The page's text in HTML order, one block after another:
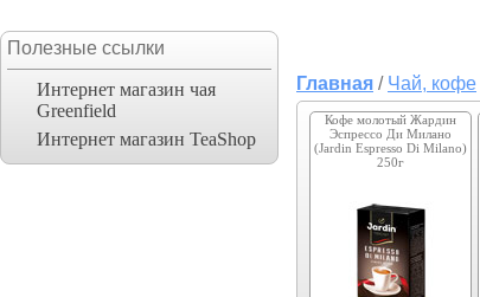
Полезные ссылки
Интернет магазин чая
Greenfield
Интернет магазин TeaShop
Главная / Чай, кофе
Кофе молотый Жардин
Эспрессо Ди Милано
(Jardin Espresso Di Milano)
250г